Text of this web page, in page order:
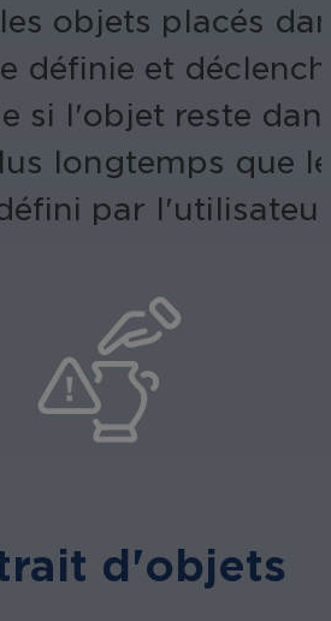
objets placés
définie et
si l'objet reste
longtemps que le
par
d'objets